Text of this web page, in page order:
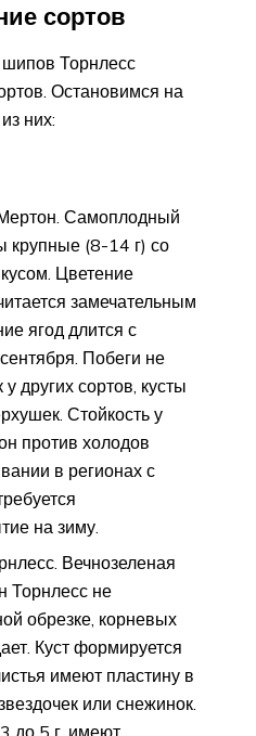
сортов
Торнлесс
Остановимся на
них:
Самоплодный
крупные (8-14 г) со
Цветение
замечательным
ягод длится с
Побеги не
других сортов, кусты
Стойкость у
против холодов
в регионах с
на зиму.
Вечнозеленая
Торнлесс не
обрезке, корневых
Куст формируется
имеют пластину в
или снежинок.
до 5 г, имеют